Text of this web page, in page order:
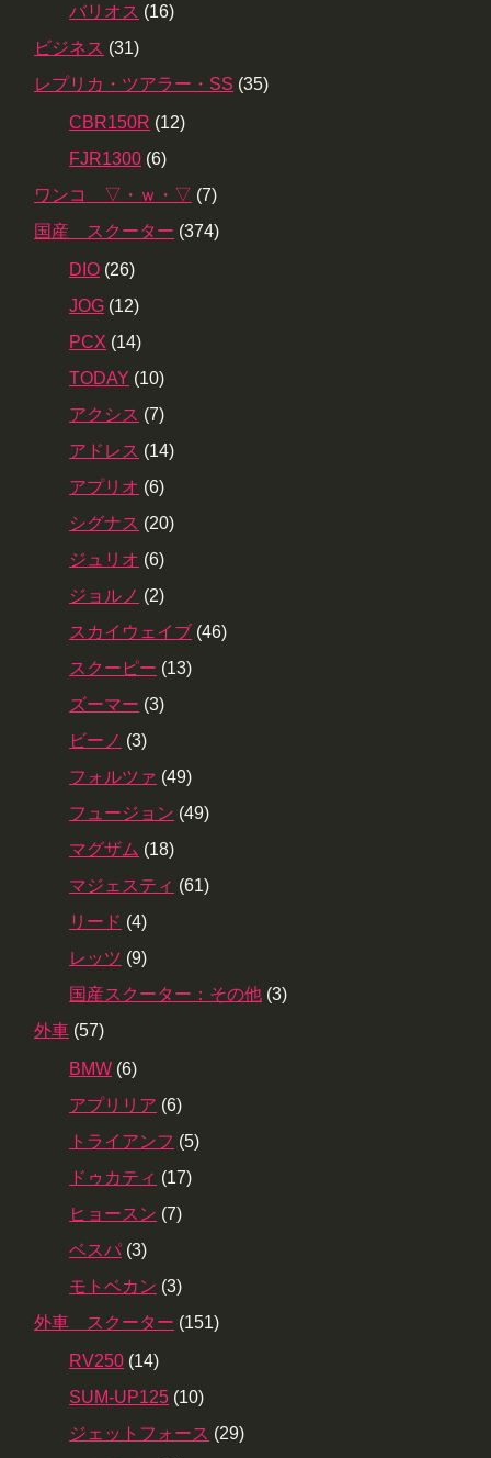
バリオス (16)
ビジネス (31)
レプリカ・ツアラー・SS (35)
CBR150R (12)
FJR1300 (6)
ワンコ ▽・ｗ・▽ (7)
国産 スクーター (374)
DIO (26)
JOG (12)
PCX (14)
TODAY (10)
アクシス (7)
アドレス (14)
アプリオ (6)
シグナス (20)
ジュリオ (6)
ジョルノ (2)
スカイウェイブ (46)
スクーピー (13)
ズーマー (3)
ビーノ (3)
フォルツァ (49)
フュージョン (49)
マグザム (18)
マジェスティ (61)
リード (4)
レッツ (9)
国産スクーター：その他 (3)
外車 (57)
BMW (6)
アプリリア (6)
トライアンフ (5)
ドゥカティ (17)
ヒョースン (7)
ベスパ (3)
モトベカン (3)
外車 スクーター (151)
RV250 (14)
SUM-UP125 (10)
ジェットフォース (29)